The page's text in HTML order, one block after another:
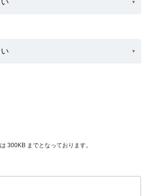
300KB までとなっております。